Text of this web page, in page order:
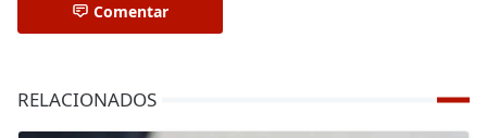
Comentar
RELACIONADOS